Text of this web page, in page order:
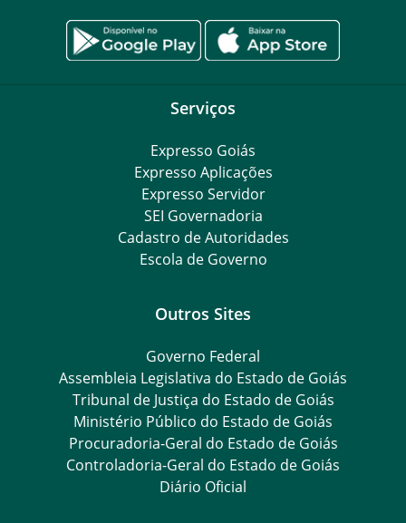
Serviços
Expresso Goiás
Expresso Aplicações
Expresso Servidor
SEI Governadoria
Cadastro de Autoridades
Escola de Governo
Outros Sites
Governo Federal
Assembleia Legislativa do Estado de Goiás
Tribunal de Justiça do Estado de Goiás
Ministério Público do Estado de Goiás
Procuradoria-Geral do Estado de Goiás
Controladoria-Geral do Estado de Goiás
Diário Oficial